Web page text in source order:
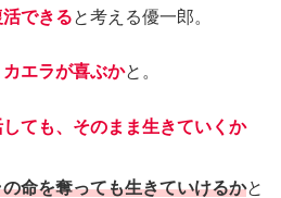
できると考える優一郎。
エラが喜ぶかと。
ても、そのまま生きていくか
命を奪っても生きていけるかと